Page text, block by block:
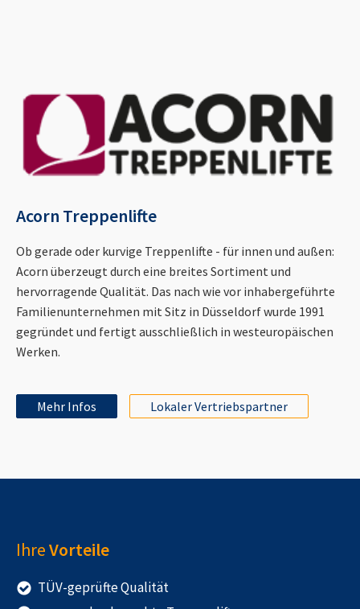
Acorn Treppenlifte
Ob gerade oder kurvige Treppenlifte - für innen und außen:
Acorn überzeugt durch eine breites Sortiment und
hervorragende Qualität. Das nach wie vor inhabergeführte
Familienunternehmen mit Sitz in Düsseldorf wurde 1991
gegründet und fertigt ausschließlich in westeuropäischen
Werken.
Mehr Infos Lokaler Vertriebspartner
IhreVorteile
TÜV-geprüfte Qualität